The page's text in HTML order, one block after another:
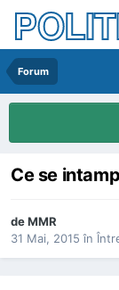
Forum
Ce se
deMMR
31 Mai, 2015 în